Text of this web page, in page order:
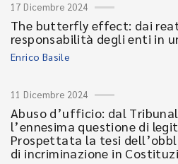
17 Dicembre 2024
The butterfly effect: dai
responsabilità degli enti in
Enrico Basile
11 Dicembre 2024
Abuso d’ufficio: dal
l’ennesima questione di
Prospettata la tesi
di incriminazione in